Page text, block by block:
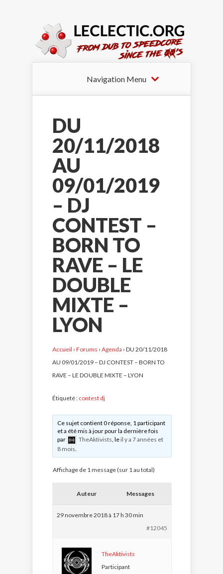
Navigation Menu
DU
20/11/2018
AU
09/01/2019
– DJ
CONTEST –
BORN TO
RAVE – LE
DOUBLE
MIXTE –
LYON
Accueil › Forums › Agenda › DU 20/11/2018
AU 09/01/2019 – DJ CONTEST – BORN TO
RAVE – LE DOUBLE MIXTE – LYON
Étiqueté : contest dj
Ce sujet contient 0 réponse, 1 participant
et a été mis à jour pour la dernière fois
par
TheAktivists , leil y a 7 années et
8 mois
Affichage de 1 message (sur 1 au total)
Auteur Messages
29 novembre 2018 à 17 h 30 min
#12045
TheAktivists
Participant